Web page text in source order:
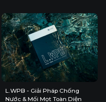
L.WPB - Giải Pháp Chống
Nước & Mối Mọt Toàn Diện